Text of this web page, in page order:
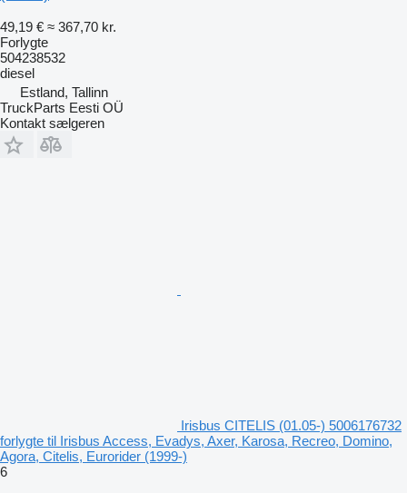
49,19 € ≈ 367,70 kr.
Forlygte
504238532
diesel
Estland, Tallinn
TruckParts Eesti OÜ
Kontakt sælgeren
Irisbus CITELIS (01.05-) 5006176732
forlygte til Irisbus Access, Evadys, Axer, Karosa, Recreo, Domino,
Agora, Citelis, Eurorider (1999-)
6